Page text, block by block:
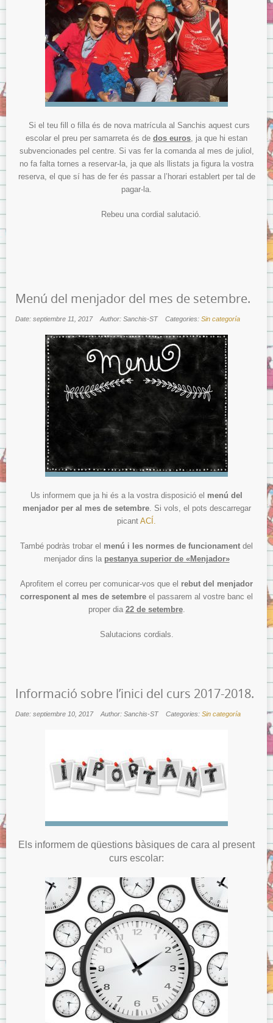
Si el teu fill o filla és de nova matrícula al Sanchis aquest curs
escolar el preu per samarreta és de dos euros , ja que hi estan
subvencionades pel centre. Si vas fer la comanda al mes de juliol,
no fa falta tornes a reservar-la, ja que als llistats ja figura la vostra
reserva, el que sí has de fer és passar a l’horari establert per tal de
pagar-la.
Rebeu una cordial salutació.
Menú del menjador del mes de setembre.
Date: septiembre 11, 2017 Author: Sanchis-ST Categories: Sin categoría
Us informem que ja hi és a la vostra disposició el menú del
menjador per al mes de setembre. Si vols, el pots descarregar
picant ACÍ.
També podràs trobar el menú i les normes de funcionament del
menjador dins la pestanya superior de «Menjador»
Aprofitem el correu per comunicar-vos que el rebut del menjador
corresponent al mes de setembre el passarem al vostre banc el
proper dia 22 de setembre.
Salutacions cordials.
Informació sobre l’inici del curs 2017-2018.
Date: septiembre 10, 2017 Author: Sanchis-ST Categories: Sin categoría
Els informem de qüestions bàsiques de cara al present
curs escolar: